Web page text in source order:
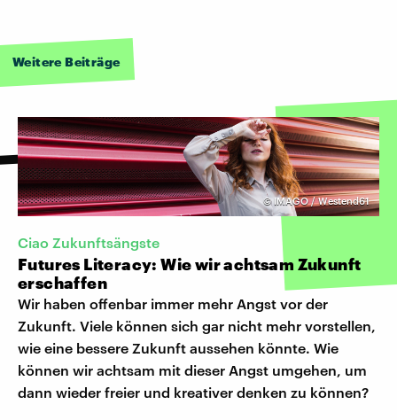
Weitere Beiträge
©IMAGO / Westend61
Ciao Zukunftsängste
Futures Literacy: Wie wir achtsam Zukunft
erschaffen
Wir haben offenbar immer mehr Angst vor der
Zukunft. Viele können sich gar nicht mehr vorstellen,
wie eine bessere Zukunft aussehen könnte. Wie
können wir achtsam mit dieser Angst umgehen, um
dann wieder freier und kreativer denken zu können?